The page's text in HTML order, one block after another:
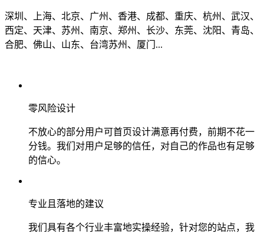
深圳、上海、北京、广州、香港、成都、重庆、杭州、武汉、
西定、天津、苏州、南京、郑州、长沙、东莞、沈阳、青岛、
合肥、佛山、山东、台湾苏州、厦门...
零风险设计
不放心的部分用户可首页设计满意再付费，前期不花一
分钱。我们对用户足够的信任，对自己的作品也有足够
的信心。
专业且落地的建议
我们具有各个行业丰富地实操经验，针对您的站点，我